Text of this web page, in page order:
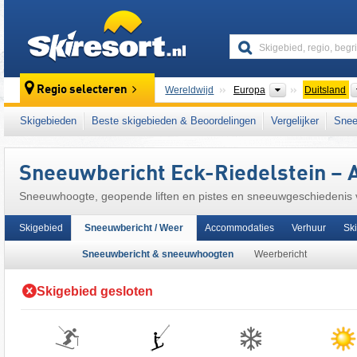
Regio selecteren Wereldwijd Europa Continenten
Duitsland
Wereldwijd Europa Continenten
Duitsland
Skigebieden Beste skigebieden & Beoordelingen Vergelijker
Sneeuwbericht Eck-Riedelstein –
Sneeuwhoogte, geopende liften en pistes en sneeuwgeschiedenis
Skigebied Sneeuwbericht / Weer
Sneeuwbericht & sneeuwhoogten Weerbericht
Accommodaties Verhuur
Skigebied gesloten